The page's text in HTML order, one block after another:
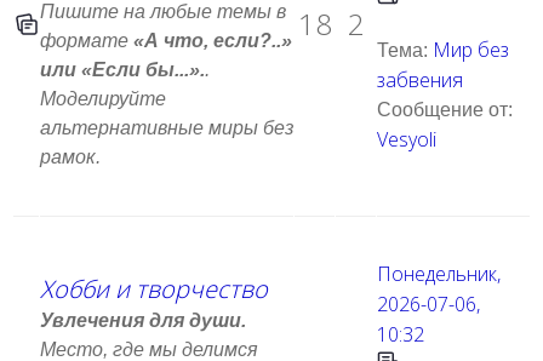
Пишите на любые темы в
формате «А что, если?..»
или «Если бы...»..
Моделируйте
альтернативные миры без
рамок.
18 2
Тема: Мир без
забвения
Сообщение от:
Vesyoli
Хобби и творчество
Увлечения для души.
Место, где мы делимся
Понедельник,
2026-07-06,
10:32